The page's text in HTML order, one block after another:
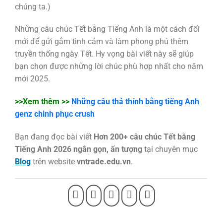
chúng ta.)
Những câu chúc Tết bằng Tiếng Anh là một cách đối
mới để gửi gắm tình cảm và làm phong phú thêm
truyền thống ngày Tết. Hy vọng bài viết này sẽ giúp
bạn chọn được những lời chúc phù hợp nhất cho năm
mới 2025.
>>Xem thêm >> Những câu thả thính bằng tiếng Anh
genz chinh phục crush
Bạn đang đọc bài viết Hơn 200+ câu chúc Tết bằng
Tiếng Anh 2026 ngắn gọn, ấn tượngtại chuyên mục
Blogtrên website vntrade.edu.vn.